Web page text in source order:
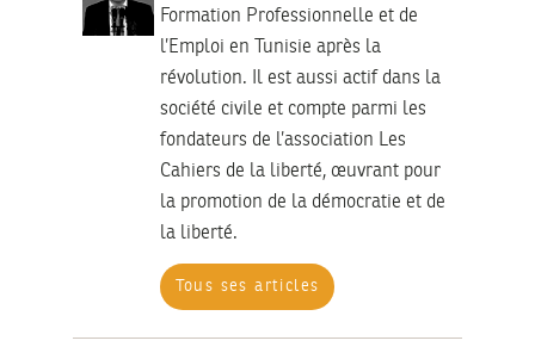
Formation Professionnelle et de
l’Emploi en Tunisie après la
révolution. Il est aussi actif dans la
société civile et compte parmi les
fondateurs de l’association Les
Cahiers de la liberté, œuvrant pour
la promotion de la démocratie et de
la liberté.
Tous ses articles